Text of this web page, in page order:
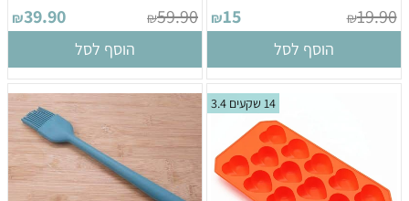
₪19.90
₪15
הוסף לסל
₪59.90
₪39.90
הוסף לסל
14 שקעים 3.4